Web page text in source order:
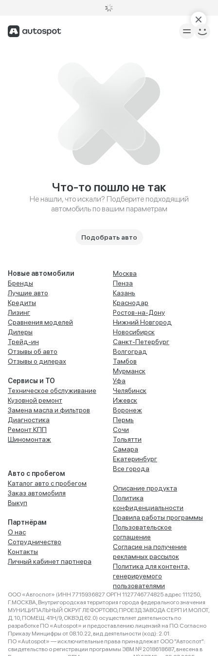
Что-то пошло не так
Не нашли, что искали? Подберите подходящий
автомобиль по вашим параметрам
Подобрать авто
Новые автомобили
Бренды
Лучшие авто
Кредиты
Лизинг
Сравнения моделей
Дилеры
Трейд-ин
Отзывы об авто
Отзывы о дилерах
Сервисы и ТО
Техническое обслуживание
Кузовной ремонт
Замена масла и фильтров
Диагностика
Ремонт КПП
Шиномонтаж
Авто с пробегом
Каталог авто с пробегом
Заказ автомобиля
Выкуп
Партнёрам
О нас
Сотрудничество
Контакты
Личный кабинет партнера
Москва
Пенза
Казань
Краснодар
Ростов-на-Дону
Нижний Новгород
Новосибирск
Санкт-Петербург
Волгоград
Тамбов
Мурманск
Уфа
Челябинск
Ижевск
Воронеж
Пермь
Сочи
Тольятти
Самара
Екатеринбург
Все города
Описание продукта
Политика
конфиденциальности
Правила работы программы
Пользовательское
соглашение
Согласие на получение
рекламных рассылок
Политика для контента,
генерируемого
пользователями
ООО «Автоспот» (ИНН 7715936827 ОРГН 1127746774825 адрес 111250,
Г.МОСКВА, Внутригородская территория города федерального значения
МУНИЦИПАЛЬНЫЙ ОКРУГ ЛЕФОРТОВО, ПРОЕЗД ЗАВОДА СЕРП И МОЛОТ,
Д. 10, ПОМЕЩ. 41Н/9, ОКВЭД 62.0) осуществляет деятельность по
разработке ПО «Autospot» и предоставлению лицензий на ПО. Согласно
Приказу Минцифры от 08.10.22, вид деятельности (код): 2.01.
ПО «Autospot» — исключительные права принадлежат ООО "Автоспот":
свидетельство о регистрации программы ЭВМ № 2018618687, внесена в